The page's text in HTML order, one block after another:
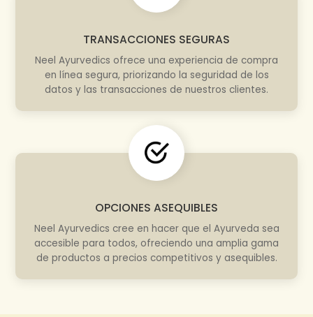
TRANSACCIONES SEGURAS
Neel Ayurvedics ofrece una experiencia de compra
en línea segura, priorizando la seguridad de los
datos y las transacciones de nuestros clientes.
OPCIONES ASEQUIBLES
Neel Ayurvedics cree en hacer que el Ayurveda sea
accesible para todos, ofreciendo una amplia gama
de productos a precios competitivos y asequibles.